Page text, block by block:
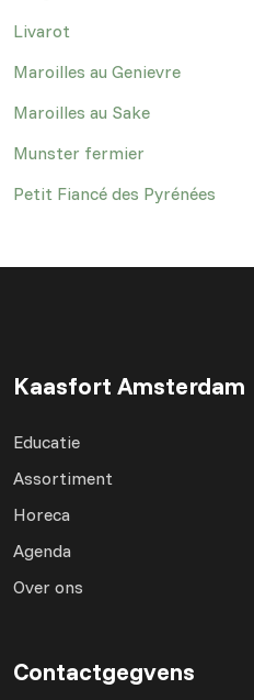
Livarot
Maroilles au Genievre
Maroilles au Sake
Munster fermier
Petit Fiancé des Pyrénées
Kaasfort Amsterdam
Educatie
Assortiment
Horeca
Agenda
Over ons
Contactgegvens